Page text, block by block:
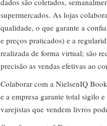
dados são coletados,
supermercados. As lojas
qualidade, o que garante a
e preços praticados) e a
realizada de forma virtual; são
precisão as vendas efetivas ao
Colaborar com a NielsenIQ
e a empresa garante total sigilo
varejistas que vendem livros